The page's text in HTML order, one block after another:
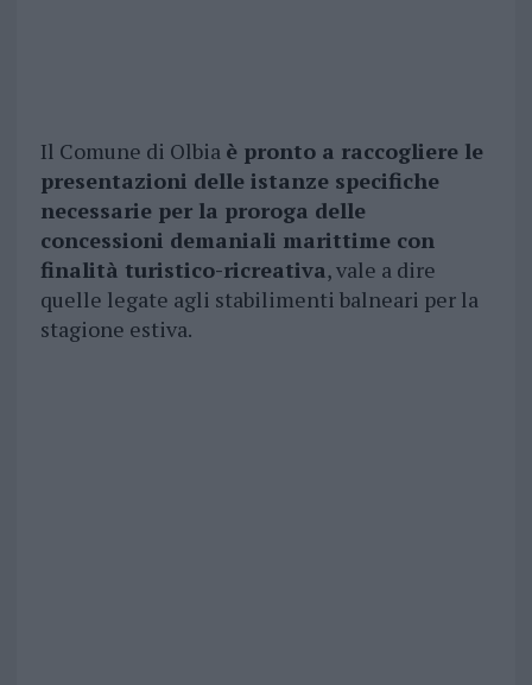
Il Comune di Olbia è pronto a raccogliere le
presentazioni delle istanze specifiche
necessarie per la proroga delle
concessioni demaniali marittime con
finalità turistico-ricreativa, vale a dire
quelle legate agli stabilimenti balneari per la
stagione estiva.